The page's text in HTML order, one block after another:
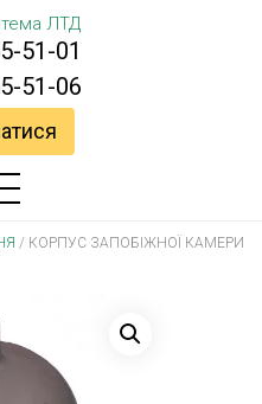
51-01
51-06
/ КОРПУС ЗАПОБІЖНОЇ КАМЕРИ